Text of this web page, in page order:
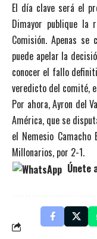
El día clave será el
Dimayor publique la
Comisión. Apenas
puede apelar la
conocer el fallo
veredicto del comité,
Por ahora, Ayron del
América, que se
el Nemesio
Millonarios, por 2-1.
Únete